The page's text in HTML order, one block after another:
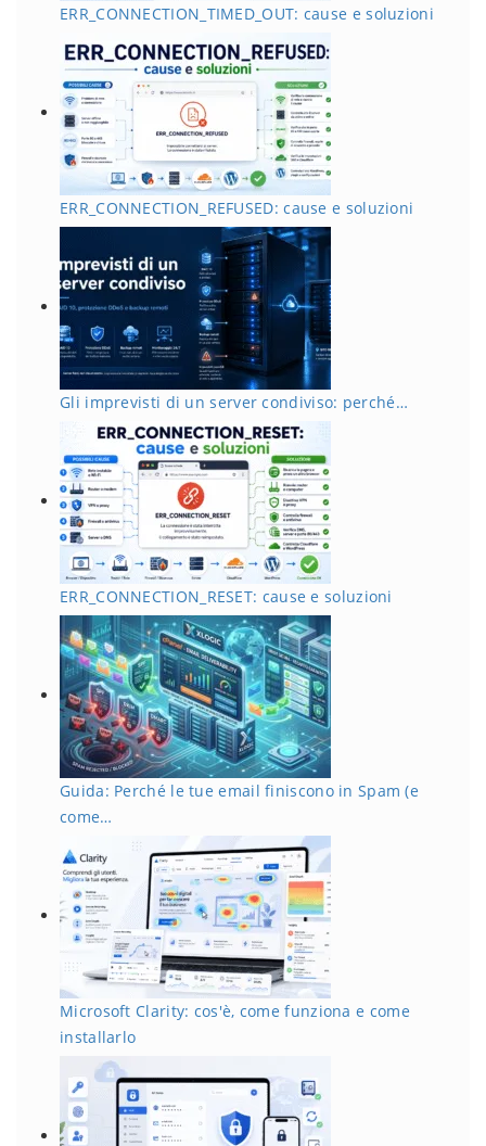
ERR_CONNECTION_TIMED_OUT: cause e soluzioni
ERR_CONNECTION_REFUSED: cause e soluzioni
Gli imprevisti di un server condiviso: perché…
ERR_CONNECTION_RESET: cause e soluzioni
Guida: Perché le tue email finiscono in Spam (e
come…
Microsoft Clarity: cos'è, come funziona e come
installarlo